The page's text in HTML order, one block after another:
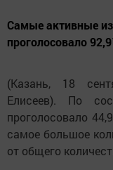
Самые активные
проголосовало
(Казань, 18
Елисеев). По
проголосовало
самое большое
от общего